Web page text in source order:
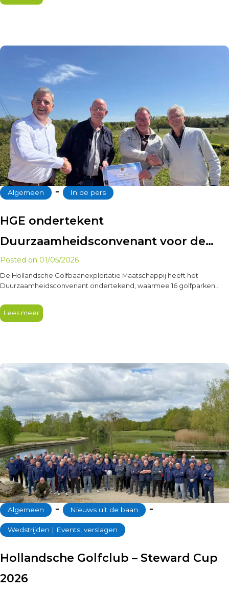
Algemeen ‐ In de pers
HGE ondertekent
Duurzaamheidsconvenant voor de
golfsector
Posted on 01/05/2026
De Hollandsche Golfbaanexploitatie Maatschappij heeft het
Duurzaamheidsconvenant ondertekend, waarmee 16 golfparken
Lees meer
Algemeen ‐ Nieuws uit de baan ‐
Wedstrijden | Events, verslagen
Hollandsche Golfclub – Steward Cup
2026